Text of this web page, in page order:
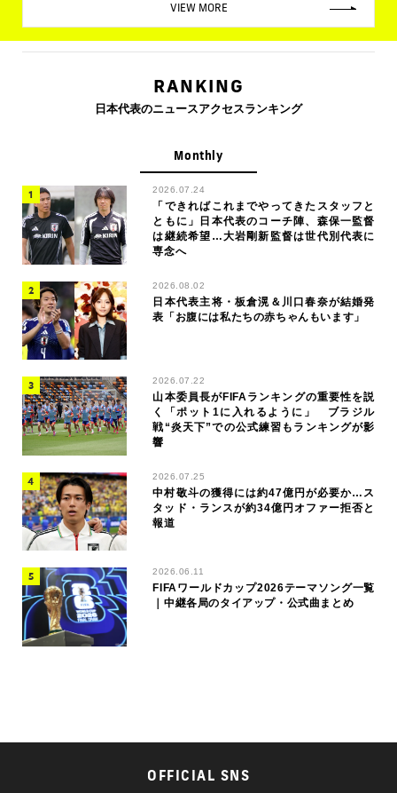
VIEW MORE
RANKING
日本代表のニュースアクセスランキング
Monthly
2026.07.24
「できればこれまでやってきたスタッフと
ともに」日本代表のコーチ陣、森保一監督
は継続希望…大岩剛新監督は世代別代表に
専念へ
2026.08.02
日本代表主将・板倉滉＆川口春奈が結婚発
表「お腹には私たちの赤ちゃんもいます」
2026.07.22
山本委員長がFIFAランキングの重要性を説
く「ポット1に入れるように」 ブラジル
戦“炎天下”での公式練習もランキングが影
響
2026.07.25
中村敬斗の獲得には約47億円が必要か…ス
タッド・ランスが約34億円オファー拒否と
報道
2026.06.11
FIFAワールドカップ2026テーマソング一覧
｜中継各局のタイアップ・公式曲まとめ
OFFICIAL SNS